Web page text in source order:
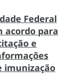
Federal
acordo para
e
imunização